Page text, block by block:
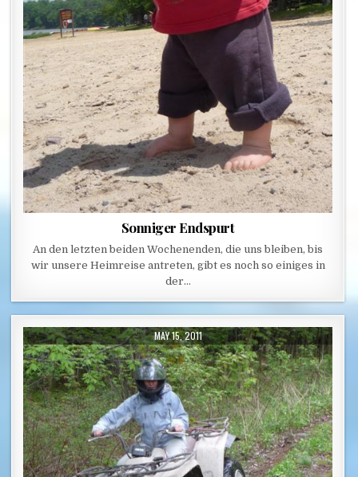
Sonniger Endspurt
An den letzten beiden Wochenenden, die uns bleiben, bis
wir unsere Heimreise antreten, gibt es noch so einiges in
der…
PUBLISHED DATE:
MAY 15, 2011